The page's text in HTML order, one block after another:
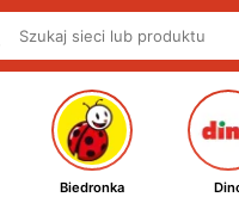
Biedronka